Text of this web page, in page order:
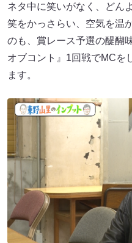
ネタ中に笑いがなく、どん
笑をかっさらい、空気を温
のも、賞レース予選の醍醐
オブコント』1回戦でMCを
ます。